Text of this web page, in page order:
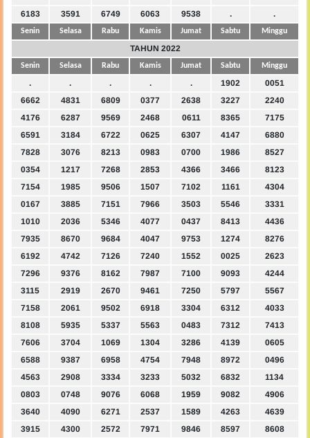
6183
3591 6749 6063 9538 . .
Senin Selasa Rabu Kamis Jumat Sabtu Minggu
TAHUN 2022
Senin Selasa Rabu Kamis Jumat Sabtu Minggu
. . . . . 1902
0051
6662
4831 6809 0377 2638 3227
2240
4176
6287 9569 2468 0611 8365
7175
6591
3184 6722 0625 6307 4147
6880
7828
3076 8213 0983 0700 1986
8527
0354
1217 7268 2853 4366 3466
8123
7154
1985 9506 1507 7102 1161
4304
0167
3885 7151 7966 3503 5546
3331
1010
2036 5346 4077 0437 8413
4436
7935
8670 9684 4047 9753 1274
8276
6192
4742 7126 7240 1552 0025
2623
7296
9376 8162 7987 7100 9093
4244
3115
2919 2670 9461 7250 5797
5567
7158
2061 9502 6918 3304 6312
4033
8108
5935 5337 5563 0483 7312
7413
7606
3704 1069 1304 3286 4139
0605
6588
9387 6958 4754 7948 8972
0496
4563
2908 3334 3233 5032 6832
1134
0803
0748 9076 6068 1959 9082
4906
3640
4090 6271 2537 1589 4263
4639
3915
4300 2572 7971 9846 8597
8608